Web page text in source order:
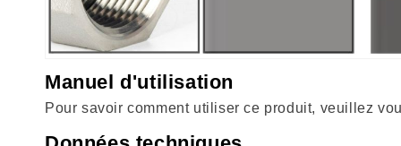
Manuel d'utilisation
Pour savoir comment utiliser ce produit, veuillez